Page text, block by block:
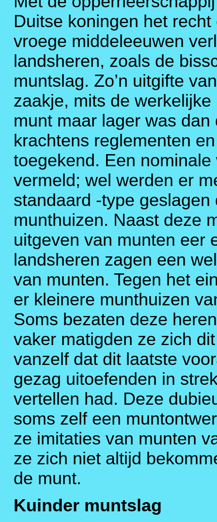
Duitse koningen het
vroege middeleeuwen
landsheren, zoals de
muntslag. Zo’n uitgifte
zaakje, mits de
munt maar lager was
krachtens reglementen
toegekend. Een
vermeld; wel werden er
standaard -type
munthuizen. Naast deze
uitgeven van munten eer
landsheren zagen een
van munten. Tegen het
er kleinere munthuizen
Soms bezaten deze
vaker matigden ze zich
vanzelf dat dit laatste
gezag uitoefenden in
vertellen had. Deze
soms zelf een
ze imitaties van munten
ze zich niet altijd
de munt.
Kuinder muntslag